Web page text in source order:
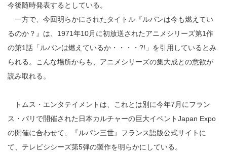
今後随時発表するとしている。
一方で、今回明らかにされたタイトル『ルパンは今も燃えてい
るのか？』は、1971年10月に初放送されたアニメシリーズ第1作
の第1話「ルパンは燃えているか・・・・?!」を引用しているとみ
られる。こんな場所からも、アニメシリーズの集大成との意欲が
読み取れる。
トムス・エンタテイメントは、これとは別に今年7月にフラン
ス・パリで開催された日本カルチャーの巨大イベントJapan Expo
の開催に合わせて、『ルパン三世』フランス語版公式サイトに
て、テレビシシーズ第5弾の製作を明らかにしている。